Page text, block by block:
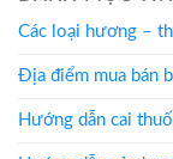
Các loại hương –
Địa điểm mua bán
Hướng dẫn cai